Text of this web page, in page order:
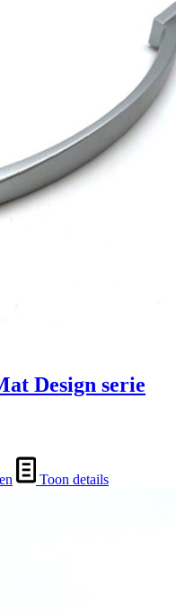
Design serie
Toon details